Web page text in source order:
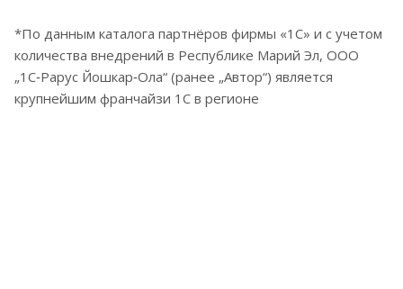
*По данным каталога партнёров фирмы «1С» и с учетом
количества внедрений в Республике Марий Эл, ООО
„1С‑Рарус Йошкар‑Ола“ (ранее „Автор“) является
крупнейшим франчайзи 1С в регионе